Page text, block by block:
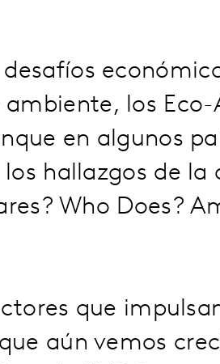
los Eco-
en algunos
hallazgos de la
Who Does?
que
aún vemos